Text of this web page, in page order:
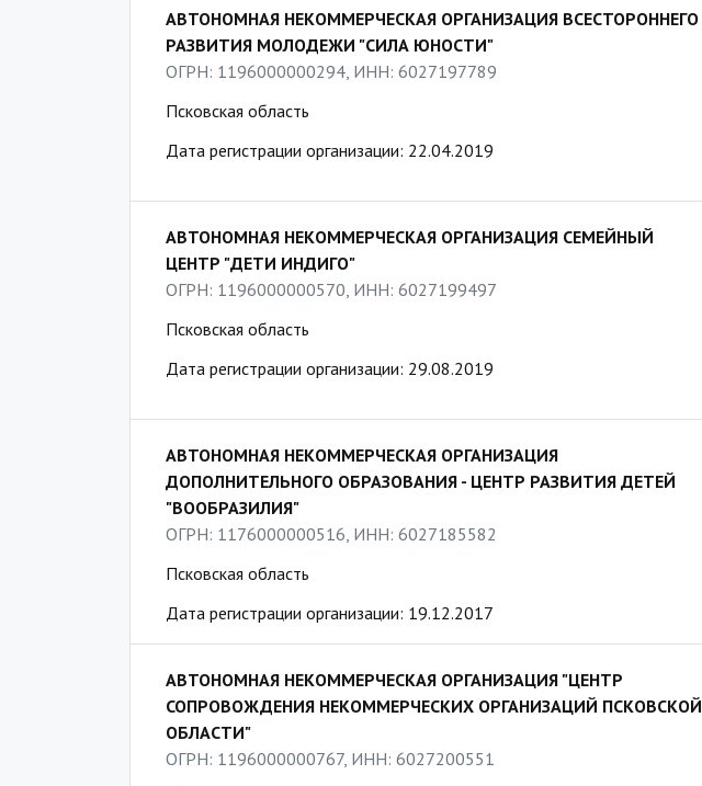
АВТОНОМНАЯ НЕКОММЕРЧЕСКАЯ ОРГАНИЗАЦИЯ ВСЕСТОРОННЕГО
РАЗВИТИЯ МОЛОДЕЖИ "СИЛА ЮНОСТИ"
ОГРН: 1196000000294, ИНН: 6027197789
Псковская область
Дата регистрации организации: 22.04.2019
АВТОНОМНАЯ НЕКОММЕРЧЕСКАЯ ОРГАНИЗАЦИЯ СЕМЕЙНЫЙ
ЦЕНТР "ДЕТИ ИНДИГО"
ОГРН: 1196000000570, ИНН: 6027199497
Псковская область
Дата регистрации организации: 29.08.2019
АВТОНОМНАЯ НЕКОММЕРЧЕСКАЯ ОРГАНИЗАЦИЯ
ДОПОЛНИТЕЛЬНОГО ОБРАЗОВАНИЯ - ЦЕНТР РАЗВИТИЯ ДЕТЕЙ
"ВООБРАЗИЛИЯ"
ОГРН: 1176000000516, ИНН: 6027185582
Псковская область
Дата регистрации организации: 19.12.2017
АВТОНОМНАЯ НЕКОММЕРЧЕСКАЯ ОРГАНИЗАЦИЯ "ЦЕНТР
СОПРОВОЖДЕНИЯ НЕКОММЕРЧЕСКИХ ОРГАНИЗАЦИЙ ПСКОВСКОЙ
ОБЛАСТИ"
ОГРН: 1196000000767, ИНН: 6027200551